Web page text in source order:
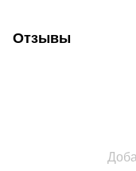
Отзывы